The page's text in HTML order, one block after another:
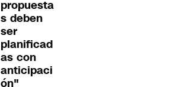
propuesta
s deben
ser
planificad
as con
anticipaci
ón"